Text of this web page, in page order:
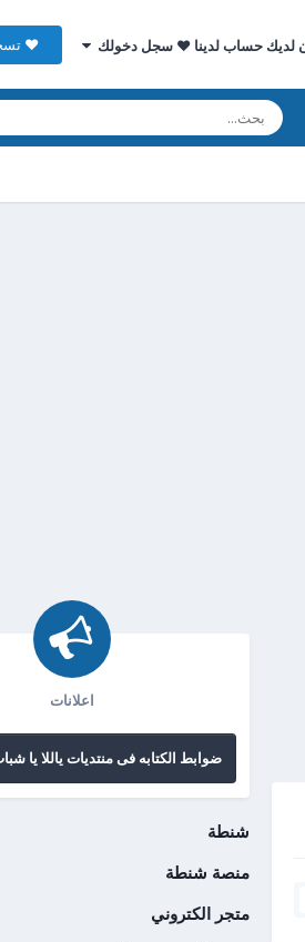
لديك حساب لدينا ♥ سجل دخولك ♥
اعلانات
ضوابط الكتابه فى منتديات ياللا يا
شنطة
منصة شنطة
متجر الكتروني